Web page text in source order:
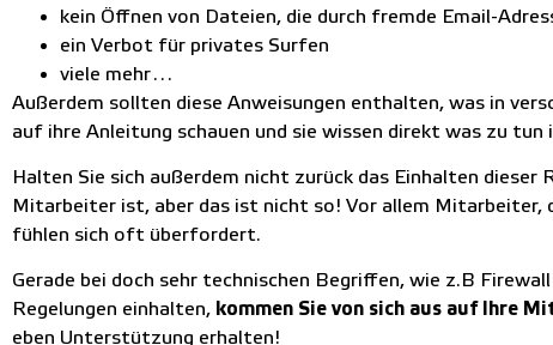
kein Öffnen von Dateien, die durch fremde Email-
ein Verbot für privates Surfen
viele mehr…
Außerdem sollten diese Anweisungen enthalten, was in
auf ihre Anleitung schauen und sie wissen direkt was zu tun
Halten Sie sich außerdem nicht zurück das Einhalten
Mitarbeiter ist, aber das ist nicht so! Vor allem Mitarbeiter,
fühlen sich oft überfordert.
Gerade bei doch sehr technischen Begriffen, wie z.B
Regelungen einhalten, kommen Sie von sich aus auf Ihre
eben Unterstützung erhalten!